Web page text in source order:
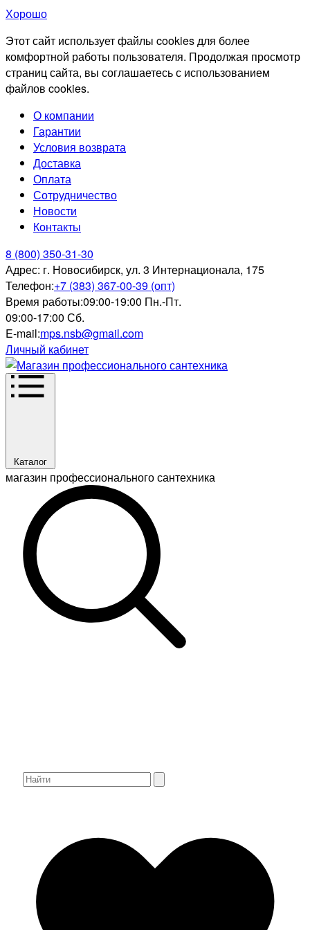
Хорошо
Этот сайт использует файлы cookies для более
комфортной работы пользователя. Продолжая просмотр
страниц сайта, вы соглашаетесь с использованием
файлов cookies.
О компании
Гарантии
Условия возврата
Доставка
Оплата
Сотрудничество
Новости
Контакты
8 (800) 350-31-30
Адрес: г. Новосибирск, ул. 3 Интернационала, 175
Телефон:+7 (383) 367-00-39 (опт)
Время работы:09:00-19:00 Пн.-Пт.
09:00-17:00 Сб.
E-mail:mps.nsb@gmail.com
Личный кабинет
Каталог
магазин профессионального сантехника